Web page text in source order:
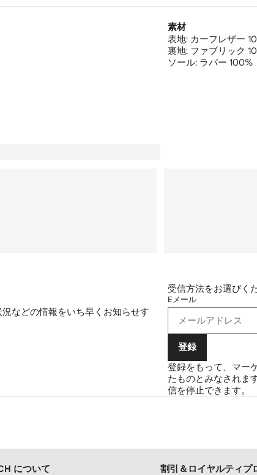
素材
表地: カーフレザー
裏地: ファブリック
ソール: ラバー 100%
などの情報をいち早くお知らせす
受信方法をお選びく
Eメール
登録
登録をもって、マー
たものとみなされま
信を停止できます。
について 割引＆ロイヤルティプ